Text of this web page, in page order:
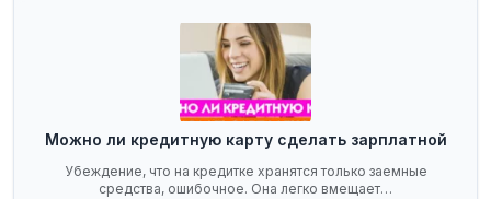
Можно ли кредитную карту сделать зарплатной
Убеждение, что на кредитке хранятся только заемные
средства, ошибочное. Она легко вмещает…